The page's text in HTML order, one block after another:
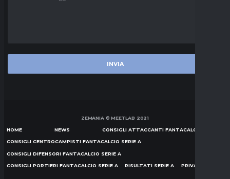
ZEMANIA © MEETLAB 2021
HOME NEWS CONSIGLI ATTACCANTI FANTACALCIO SERIE A
CONSIGLI CENTROCAMPISTI FANTACALCIO SERIE A
CONSIGLI DIFENSORI FANTACALCIO SERIE A
CONSIGLI PORTIERI FANTACALCIO SERIE A RISULTATI SERIE A PRIVACY POLICY